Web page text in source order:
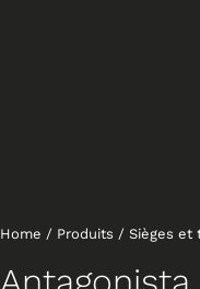
Home / Produits / Sièges et